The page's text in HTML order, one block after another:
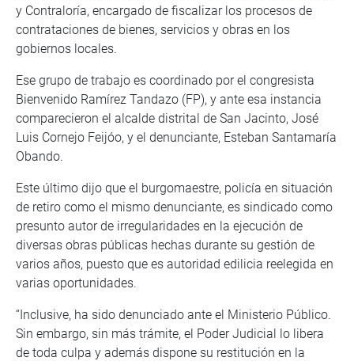
y Contraloría, encargado de fiscalizar los procesos de
contrataciones de bienes, servicios y obras en los
gobiernos locales.
Ese grupo de trabajo es coordinado por el congresista
Bienvenido Ramírez Tandazo (FP), y ante esa instancia
comparecieron el alcalde distrital de San Jacinto, José
Luis Cornejo Feijóo, y el denunciante, Esteban Santamaría
Obando.
Este último dijo que el burgomaestre, policía en situación
de retiro como el mismo denunciante, es sindicado como
presunto autor de irregularidades en la ejecución de
diversas obras públicas hechas durante su gestión de
varios años, puesto que es autoridad edilicia reelegida en
varias oportunidades.
“Inclusive, ha sido denunciado ante el Ministerio Público.
Sin embargo, sin más trámite, el Poder Judicial lo libera
de toda culpa y además dispone su restitución en la